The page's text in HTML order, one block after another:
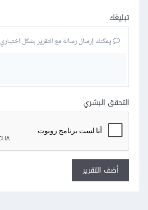
تبليغك
يمكنك إرسال رسالة مع التقرير بشكل اختياري
التحقق البشري
أضف التقرير